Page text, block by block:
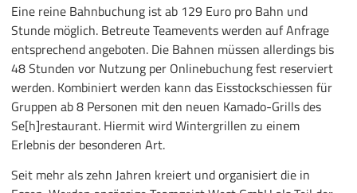
Eine reine Bahnbuchung ist ab 129 Euro pro Bahn und
Stunde möglich. Betreute Teamevents werden auf Anfrage
entsprechend angeboten. Die Bahnen müssen allerdings bis
48 Stunden vor Nutzung per Onlinebuchung fest reserviert
werden. Kombiniert werden kann das Eisstockschiessen für
Gruppen ab 8 Personen mit den neuen Kamado-Grills des
Se[h]restaurant. Hiermit wird Wintergrillen zu einem
Erlebnis der besonderen Art.
Seit mehr als zehn Jahren kreiert und organisiert die in